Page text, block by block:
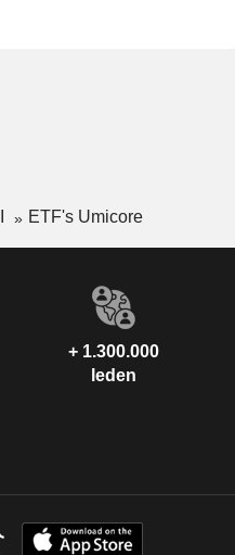
ETF's Umicore
+ 1.300.000
leden